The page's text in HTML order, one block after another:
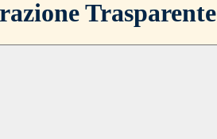
Trasparente